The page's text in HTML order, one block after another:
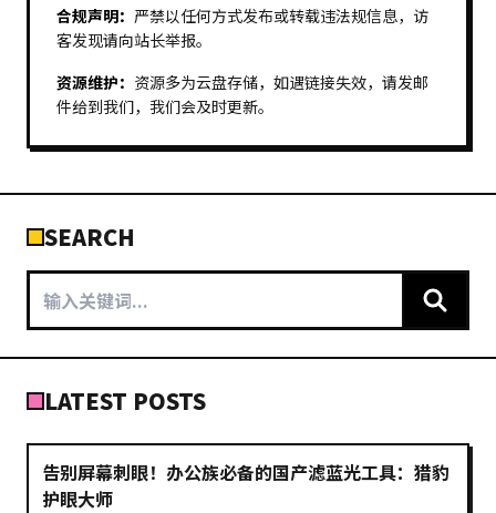
合规声明： 严禁以任何方式发布或转载违法规信息，访
客发现请向站长举报。
资源维护： 资源多为云盘存储，如遇链接失效，请发邮
件给到我们，我们会及时更新。
SEARCH
LATEST POSTS
告别屏幕刺眼！办公族必备的国产滤蓝光工具：猎豹
护眼大师